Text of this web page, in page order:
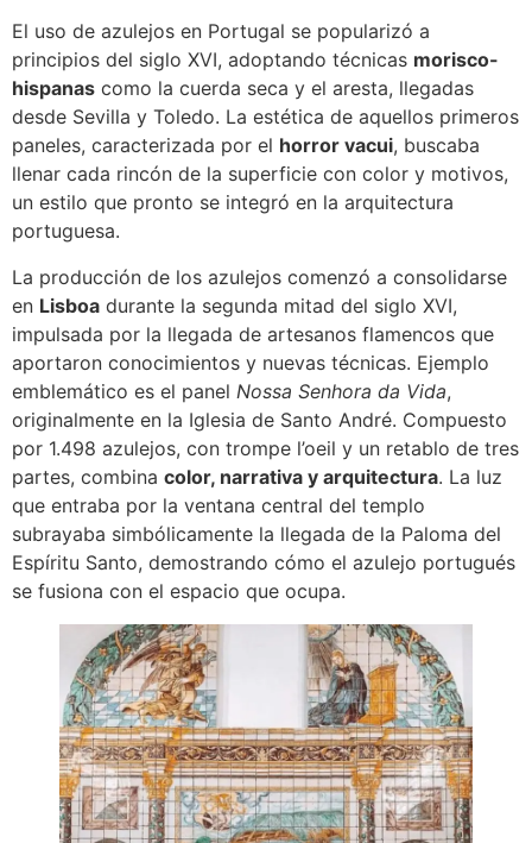
El uso de azulejos en Portugal se popularizó a
principios del siglo XVI, adoptando técnicas morisco-
hispanas como la cuerda seca y el aresta, llegadas
desde Sevilla y Toledo. La estética de aquellos primeros
paneles, caracterizada por el horror vacui, buscaba
llenar cada rincón de la superficie con color y motivos,
un estilo que pronto se integró en la arquitectura
portuguesa.
La producción de los azulejos comenzó a consolidarse
en Lisboa durante la segunda mitad del siglo XVI,
impulsada por la llegada de artesanos flamencos que
aportaron conocimientos y nuevas técnicas. Ejemplo
emblemático es el panel Nossa Senhora da Vida,
originalmente en la Iglesia de Santo André. Compuesto
por 1.498 azulejos, con trompe l’oeil y un retablo de tres
partes, combina color, narrativa y arquitectura. La luz
que entraba por la ventana central del templo
subrayaba simbólicamente la llegada de la Paloma del
Espíritu Santo, demostrando cómo el azulejo portugués
se fusiona con el espacio que ocupa.